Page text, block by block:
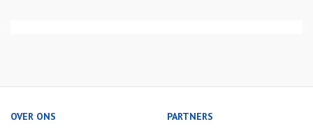
OVER ONS PARTNERS